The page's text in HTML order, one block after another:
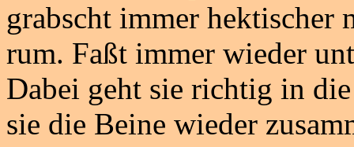
grabscht immer hektischer
rum. Faßt immer wieder
Dabei geht sie richtig in
sie die Beine wieder